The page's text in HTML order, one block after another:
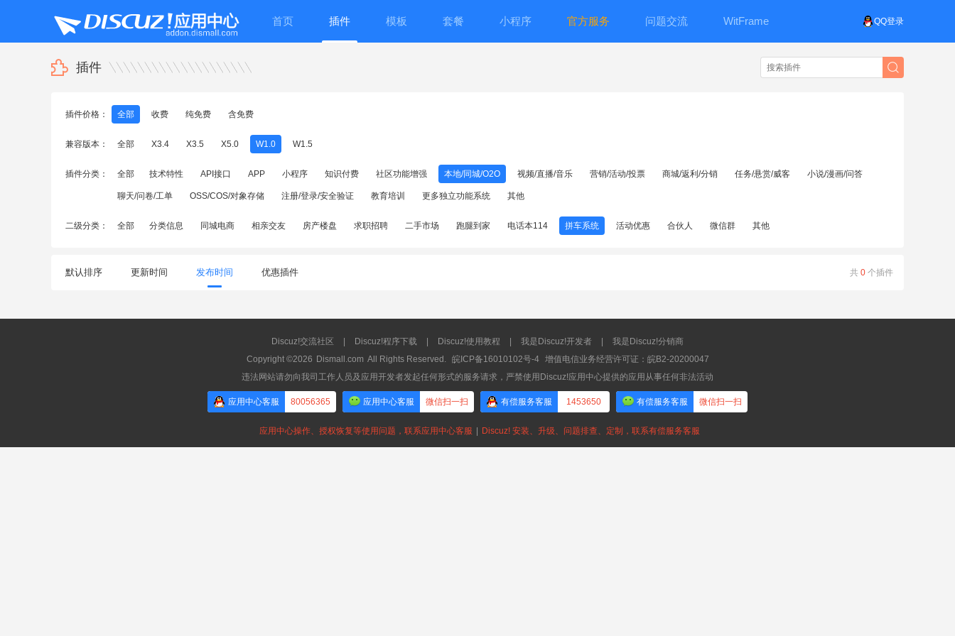
QQ登录
首页 插件 模板 套餐 小程序 官方服务 问题交流 WitFrame
插件
插件价格： 全部 收费 纯免费 含免费
兼容版本： 全部 X3.4 X3.5 X5.0 W1.0 W1.5
插件分类： 全部 技术特性 API接口 APP 小程序 知识付费 社区功能增强 本地/同城/O2O 视频/直播/音乐 营销/活动/投票 商城/返利/分销 任务/悬赏/威客 小说/漫画/问答
聊天/问卷/工单 OSS/COS/对象存储 注册/登录/安全验证 教育培训 更多独立功能系统 其他
二级分类： 全部 分类信息 同城电商 相亲交友 房产楼盘 求职招聘 二手市场 跑腿到家 电话本114 拼车系统 活动优惠 合伙人 微信群 其他
共 0 个插件
默认排序 更新时间 发布时间 优惠插件
Discuz!交流社区 Discuz!程序下载 Discuz!使用教程 我是Discuz!开发者
我是Discuz!分销商
Copyright ©2026 Dismall.com All Rights Reserved. 皖ICP备16010102号-4
增值电信业务经营许可证：皖B2-20200047
违法网站请勿向我司工作人员及应用开发者发起任何形式的服务请求，严禁使用Discuz!应用中心提供的应用从事任何非法活动
应用中心客服 80056365 应用中心客服 微信扫一扫 有偿服务客服 1453650 有偿服务客服 微信扫一扫
应用中心操作、授权恢复等使用问题，联系应用中心客服 Discuz! 安装、升级、问题排查、定制，联系有偿服务客服